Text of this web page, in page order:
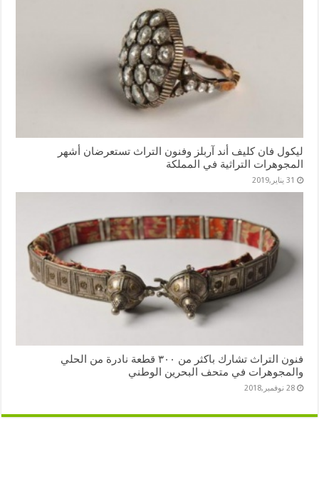
ليكول فان كليف أند آربلز وفنون التراث تستعرضان أشهر
المجوهرات التراثية في المملكة
31 يناير,2019
فنون التراث تشارك باكثر من ٣٠٠ قطعة نادرة من الحلي
والمجوهرات في متحف البحرين الوطني
28 نوفمبر,2018